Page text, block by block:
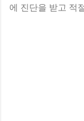
에 진단을 받고 적